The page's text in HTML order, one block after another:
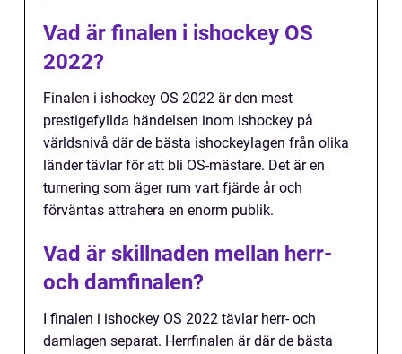
Vad är finalen i ishockey OS
2022?
Finalen i ishockey OS 2022 är den mest
prestigefyllda händelsen inom ishockey på
världsnivå där de bästa ishockeylagen från olika
länder tävlar för att bli OS-mästare. Det är en
turnering som äger rum vart fjärde år och
förväntas attrahera en enorm publik.
Vad är skillnaden mellan herr-
och damfinalen?
I finalen i ishockey OS 2022 tävlar herr- och
damlagen separat. Herrfinalen är där de bästa